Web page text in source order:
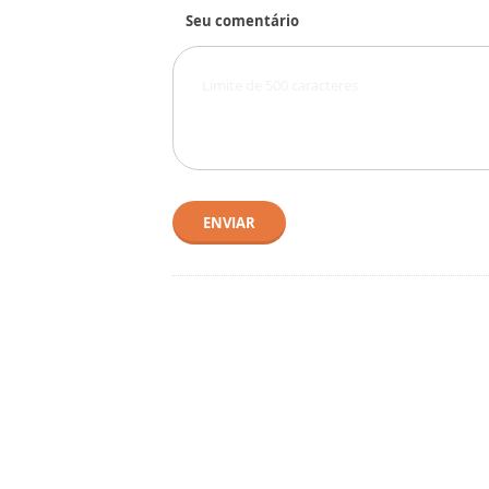
Seu comentário
ENVIAR